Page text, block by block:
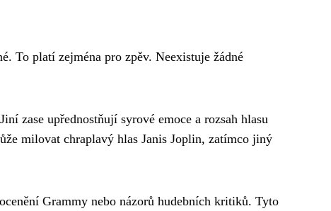
To platí zejména pro zpěv. Neexistuje žádné
zase upřednostňují syrové emoce a rozsah hlasu
milovat chraplavý hlas Janis Joplin, zatímco jiný
Grammy nebo názorů hudebních kritiků. Tyto